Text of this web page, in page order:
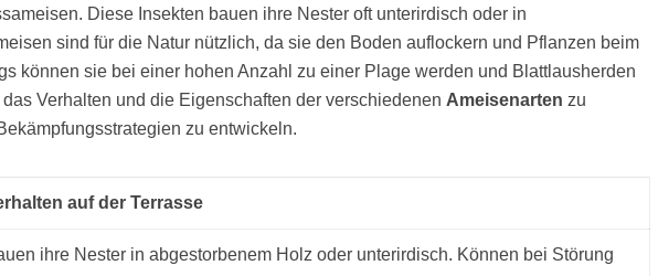
Diese Insekten bauen ihre Nester oft unterirdisch oder in
sind für die Natur nützlich, da sie den Boden auflockern und Pflanzen beim
können sie bei einer hohen Anzahl zu einer Plage werden und Blattlausherden
Verhalten und die Eigenschaften der verschiedenen Ameisenarten zu
zu entwickeln.
auf der Terrasse
ihre Nester in abgestorbenem Holz oder unterirdisch. Können bei Störung